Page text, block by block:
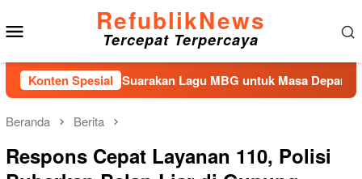
ke
konten
RefublikNews
Tercepat Terpercaya
Konten Spesial
Suarakan Lagu MBG untuk Masa Depan Anak Bangsa
Beranda Berita
Respons Cepat Layanan 110, Polisi